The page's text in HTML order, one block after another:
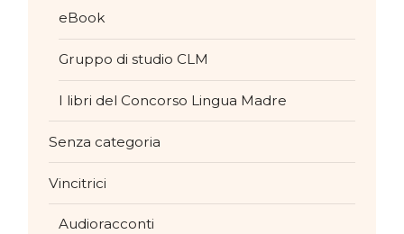
eBook
Gruppo di studio CLM
I libri del Concorso Lingua Madre
Senza categoria
Vincitrici
Audioracconti